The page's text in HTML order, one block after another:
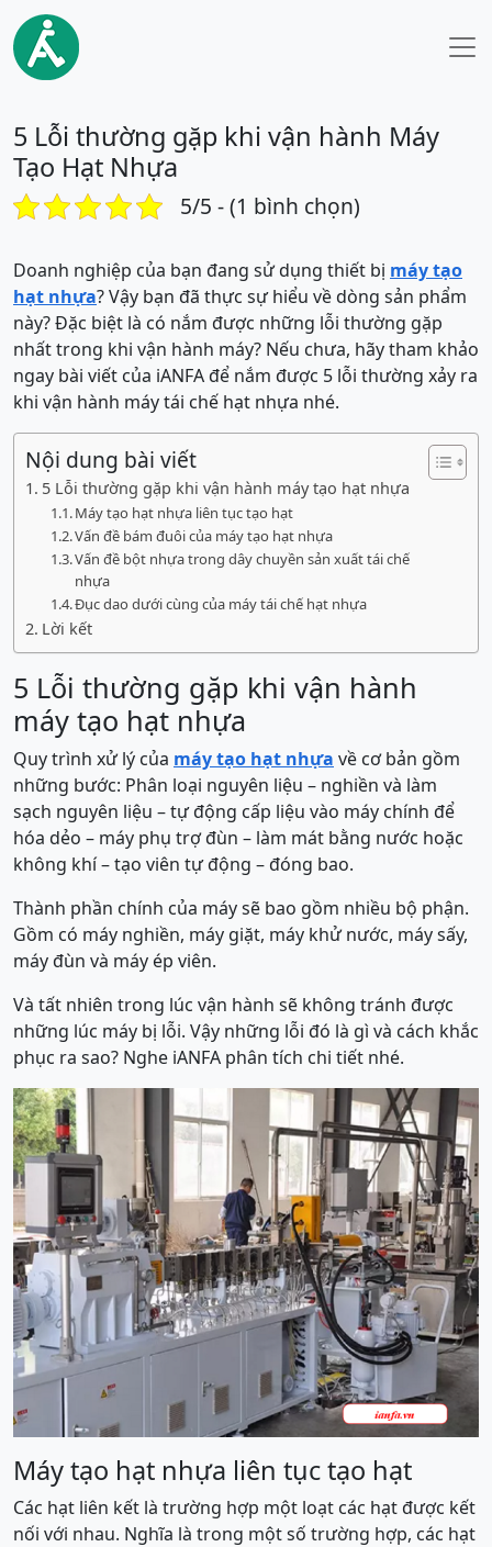
5 Lỗi thường gặp khi vận hành Máy
Tạo Hạt Nhựa
5/5 - (1 bình chọn)
Doanh nghiệp của bạn đang sử dụng thiết bị máy tạo
hạt nhựa? Vậy bạn đã thực sự hiểu về dòng sản phẩm
này? Đặc biệt là có nắm được những lỗi thường gặp
nhất trong khi vận hành máy? Nếu chưa, hãy tham khảo
ngay bài viết của iANFA để nắm được 5 lỗi thường xảy ra
khi vận hành máy tái chế hạt nhựa nhé.
Nội dung bài viết
5 Lỗi thường gặp khi vận hành máy tạo hạt nhựa
Máy tạo hạt nhựa liên tục tạo hạt
Vấn đề bám đuôi của máy tạo hạt nhựa
Vấn đề bột nhựa trong dây chuyền sản xuất tái chế
nhựa
Đục dao dưới cùng của máy tái chế hạt nhựa
Lời kết
5 Lỗi thường gặp khi vận hành
máy tạo hạt nhựa
Quy trình xử lý của máy tạo hạt nhựa về cơ bản gồm
những bước: Phân loại nguyên liệu – nghiền và làm
sạch nguyên liệu – tự động cấp liệu vào máy chính để
hóa dẻo – máy phụ trợ đùn – làm mát bằng nước hoặc
không khí – tạo viên tự động – đóng bao.
Thành phần chính của máy sẽ bao gồm nhiều bộ phận.
Gồm có máy nghiền, máy giặt, máy khử nước, máy sấy,
máy đùn và máy ép viên.
Và tất nhiên trong lúc vận hành sẽ không tránh được
những lúc máy bị lỗi. Vậy những lỗi đó là gì và cách khắc
phục ra sao? Nghe iANFA phân tích chi tiết nhé.
Máy tạo hạt nhựa liên tục tạo hạt
Các hạt liên kết là trường hợp một loạt các hạt được kết
nối với nhau. Nghĩa là trong một số trường hợp, các hạt